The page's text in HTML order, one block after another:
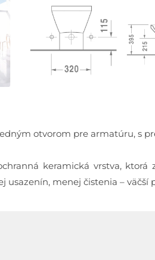
otvorom pre armatúru, s
keramická vrstva,
usazenín, menej čistenia – väčší